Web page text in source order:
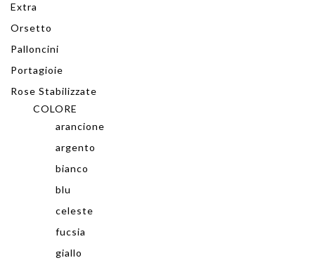
Extra
Orsetto
Palloncini
Portagioie
Rose Stabilizzate
COLORE
arancione
argento
bianco
blu
celeste
fucsia
giallo